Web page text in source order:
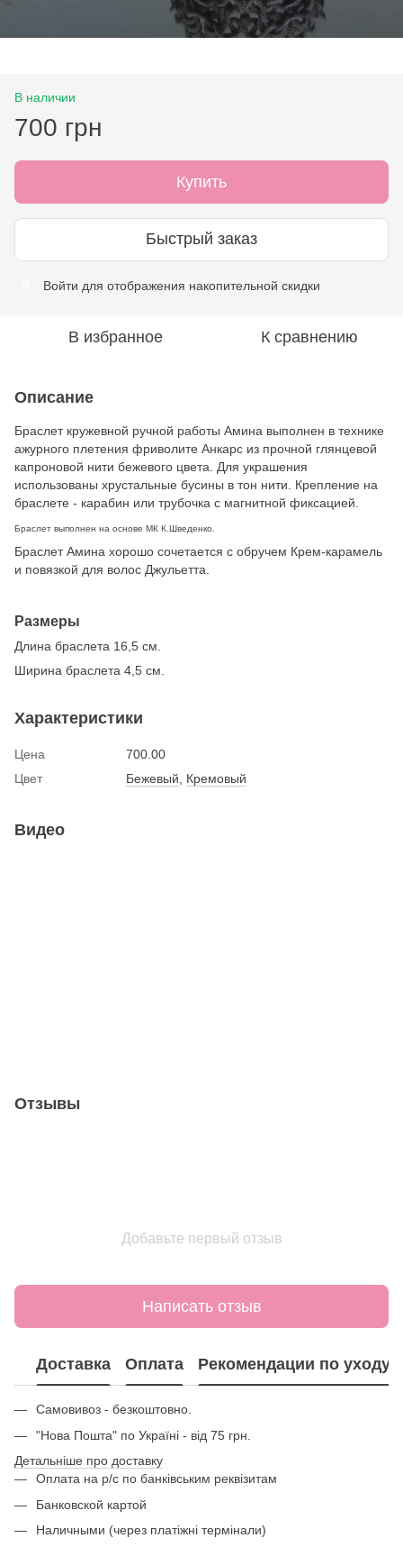
В наличии
700 грн
Купить
Быстрый заказ
Войти для отображения накопительной скидки
В избранное К сравнению
Описание
Браслет кружевной ручной работы Амина выполнен в технике
ажурного плетения фриволите Анкарс из прочной глянцевой
капроновой нити бежевого цвета. Для украшения
использованы хрустальные бусины в тон нити. Крепление на
браслете - карабин или трубочка с магнитной фиксацией.
Браслет выполнен на основе МК К.Шведенко.
БраслетАмина хорошо сочетается с обручем Крем-карамель
и повязкой для волос Джульетта.
Размеры
Длина браслета 16,5 см.
Ширина браслета 4,5 см.
Характеристики
Цена
700.00
Цвет
Бежевый, Кремовый
Видео
Отзывы
Добавьте первый отзыв
Написать отзыв
Доставка Оплата Рекомендации по уходу
Самовивоз - безкоштовно.
"Нова Пошта" по Україні - від 75 грн.
Детальніше про доставку
Оплата на р/с по банківським реквізитам
Банковской картой
Наличными (через платіжні термінали)